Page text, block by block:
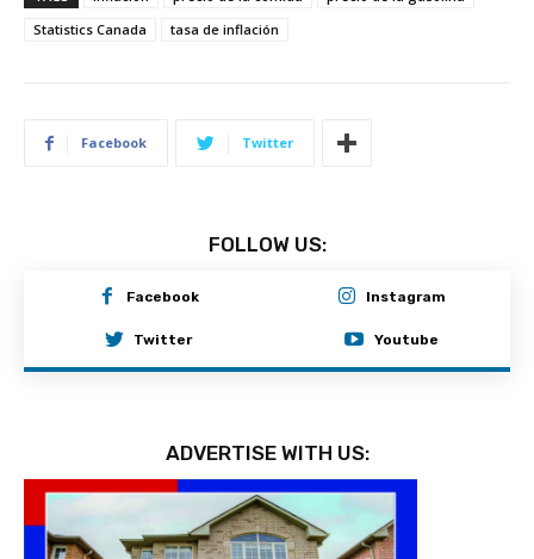
Statistics Canada
tasa de inflación
Facebook Twitter
FOLLOW US:
Facebook Instagram
Twitter Youtube
ADVERTISE WITH US: